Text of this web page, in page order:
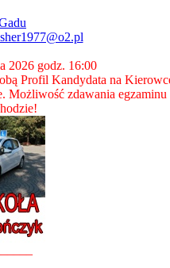
2026 godz. 16:00
Profil Kandydata na
Możliwość zdawania egzaminu